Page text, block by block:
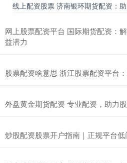
线上配资股票 济南银环期货配资：
网上股票配资平台 国际期货配资：
益潜力
股票配资啥意思 浙江股票配资平台
外盘黄金期货配资 专业配资，助力
炒股配资股票开户指南｜正规平台低